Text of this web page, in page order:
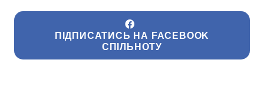
ПІДПИСАТИСЬ НА FACEBOOK
СПІЛЬНОТУ